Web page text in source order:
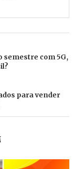
semestre com 5G,
para vender